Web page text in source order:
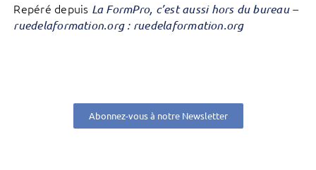
Repéré depuis La FormPro, c’est aussi hors du bureau –
ruedelaformation.org : ruedelaformation.org
Abonnez-vous à notre Newsletter